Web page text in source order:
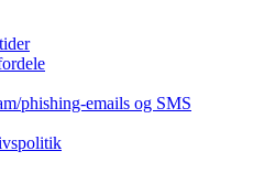
phishing-emails og SMS